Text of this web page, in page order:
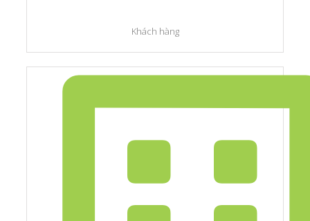
Khách hàng